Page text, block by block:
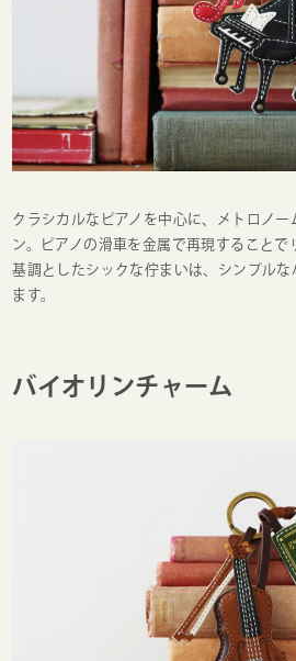
クラシカルなピアノを中心に、メトロノー
ン。ピアノの滑車を金属で再現することで
基調としたシックな佇まいは、シンプル
ます。
バイオリンチャーム